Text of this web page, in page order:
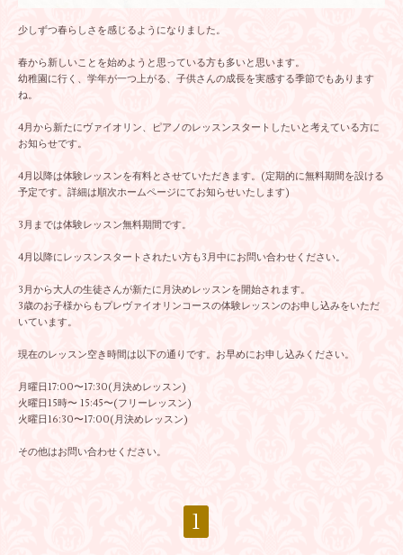
少しずつ春らしさを感じるようになりました。
春から新しいことを始めようと思っている方も多いと思います。
幼稚園に行く、学年が一つ上がる、子供さんの成長を実感する季節でもあります
ね。
4月から新たにヴァイオリン、ピアノのレッスンスタートしたいと考えている方に
お知らせです。
4月以降は体験レッスンを有料とさせていただきます。(定期的に無料期間を設ける
予定です。詳細は順次ホームページにてお知らせいたします)
3月までは体験レッスン無料期間です。
4月以降にレッスンスタートされたい方も3月中にお問い合わせください。
3月から大人の生徒さんが新たに月決めレッスンを開始されます。
3歳のお子様からもプレヴァイオリンコースの体験レッスンのお申し込みをいただ
いています。
現在のレッスン空き時間は以下の通りです。お早めにお申し込みください。
月曜日17:00〜17:30(月決めレッスン)
火曜日15時〜 15:45〜(フリーレッスン)
火曜日16:30〜17:00(月決めレッスン)
その他はお問い合わせください。
1